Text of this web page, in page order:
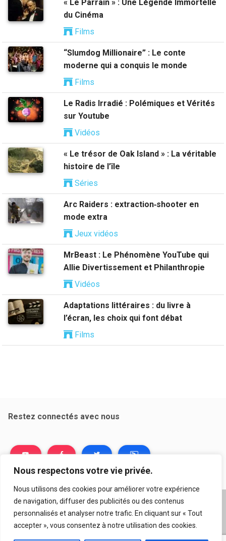
Nous respectons votre vie privée.
Nous utilisons des cookies pour améliorer votre expérience
de navigation, diffuser des publicités ou des contenus
personnalisés et analyser notre trafic. En cliquant sur « Tout
accepter », vous consentez à notre utilisation des cookies.
« Le Parrain » : Une Légende Immortelle
du Cinéma
Films
“Slumdog Millionaire” : Le conte
moderne qui a conquis le monde
Films
Le Radis Irradié : Polémiques et Vérités
sur Youtube
Vidéos
« Le trésor de Oak Island » : La véritable
histoire de l’île
Séries
Arc Raiders : extraction‑shooter en
mode extra
Jeux vidéos
MrBeast : Le Phénomène YouTube qui
Allie Divertissement et Philanthropie
Vidéos
Adaptations littéraires : du livre à
l’écran, les choix qui font débat
Films
Restez connectés avec nous
A propos|Mentions légales|Conditions générales
d’utilisation|Flux RSS| Nos auteurs|Archives|
Suggestion de contenu